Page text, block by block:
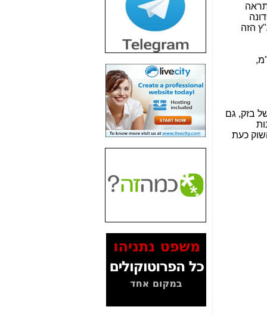
הזה
בזק, גם
כעת
חשיפת מה שלא
רוצים שתדעו בעניין
פריסת אנלימיטד
(בניחוח בלתי נסבל) -
כאן
חשיפה: איוב קרא
אישר לקבוצת סלקום
בדיוק מה שביבי אישר
כאן
האם השר איוב קרא
היה צריך בכלל לחתום
על האישור, שנתן
האם ביבי וקרא קבלו
בכלל תמורה עבור
ההטבות הרגולטוריות
המסמכים בנושא בזק-
Yes (תיק 4000)
מוכיחים "תפירת תיק"
לאיש הלא נכון! -כאן
עובדות ומסמכים
האם ביבי כשר